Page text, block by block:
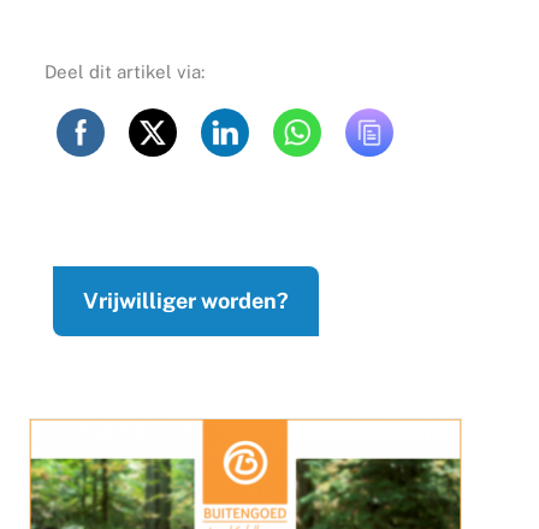
Deel dit artikel via:
Vrijwilliger worden?